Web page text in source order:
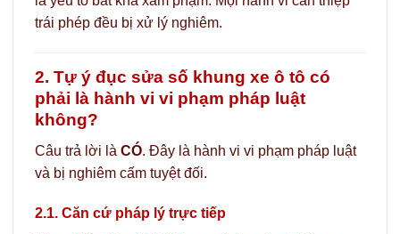
trái phép đều bị xử lý nghiêm.
2. Tự ý đục sửa số khung xe ô tô có
phải là hành vi vi phạm pháp luật
không?
Câu trả lời là CÓ. Đây là hành vi vi phạm pháp luật
và bị nghiêm cấm tuyệt đối.
2.1. Căn cứ pháp lý trực tiếp